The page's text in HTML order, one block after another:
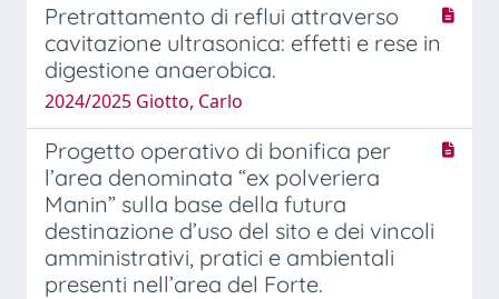
Pretrattamento di reflui attraverso
cavitazione ultrasonica: effetti e rese in
digestione anaerobica.
2024/2025 Giotto, Carlo
Progetto operativo di bonifica per
l’area denominata “ex polveriera
Manin” sulla base della futura
destinazione d’uso del sito e dei vincoli
amministrativi, pratici e ambientali
presenti nell’area del Forte.